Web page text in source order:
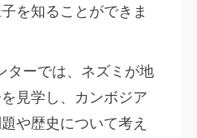
を知ることができま
ターでは、ネズミが地
見学し、カンボジア
や歴史について考え